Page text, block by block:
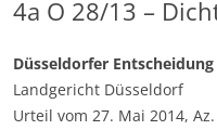
4a O 28/13 –
Düsseldorfer Entscheidung
Landgericht Düsseldorf
Urteil vom 27. Mai 2014,